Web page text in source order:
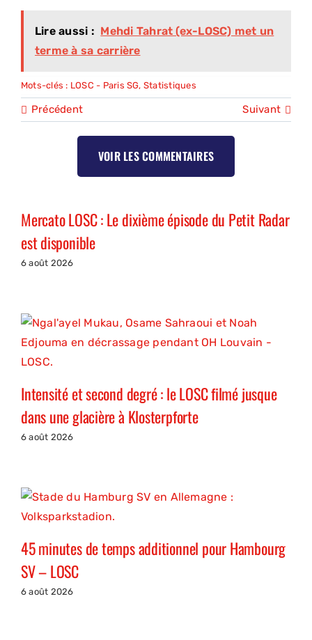
Lire aussi : Mehdi Tahrat (ex-LOSC) met un
terme à sa carrière
Mots-clés : LOSC - Paris SG, Statistiques
Précédent Suivant
VOIR LES COMMENTAIRES
Mercato LOSC : Le dixième épisode du Petit Radar
est disponible
6 août 2026
Intensité et second degré : le LOSC filmé jusque
dans une glacière à Klosterpforte
6 août 2026
45 minutes de temps additionnel pour Hambourg
SV – LOSC
6 août 2026